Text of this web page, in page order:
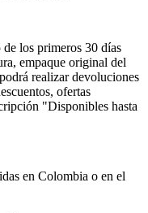
los primeros 30 días
empaque original del
realizar devoluciones
ofertas
"Disponibles hasta
en Colombia o en el